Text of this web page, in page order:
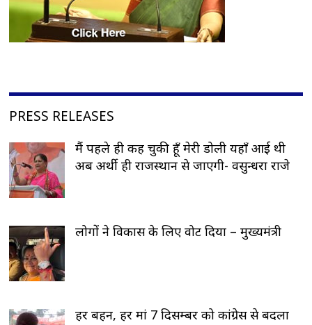
PRESS RELEASES
मैं पहले ही कह चुकी हूँ मेरी डोली यहाँ आई थी
अब अर्थी ही राजस्थान से जाएगी- वसुन्धरा राजे
लोगों ने विकास के लिए वोट दिया – मुख्यमंत्री
हर बहन, हर मां 7 दिसम्बर को कांग्रेस से बदला